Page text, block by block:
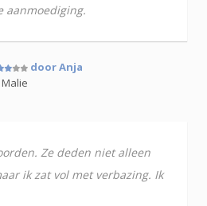
aanmoediging.
door Anja
Ze deden niet alleen
ik zat vol met verbazing. Ik